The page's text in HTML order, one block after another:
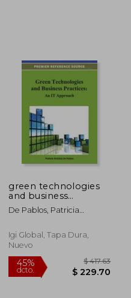
40%
green technologies
and business
practices
De Pablos, Patricia
Igi Global, Tapa Dura,
Nuevo